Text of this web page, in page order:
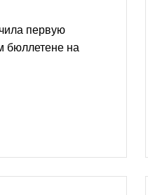
первую
бюллетене на